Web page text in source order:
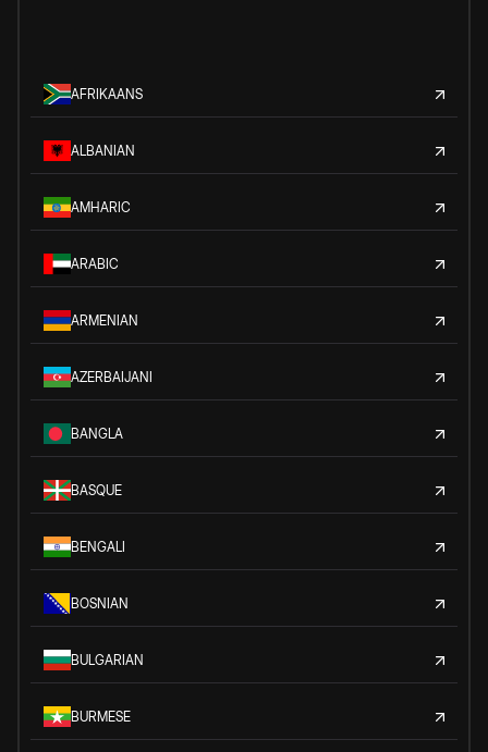
AFRIKAANS
ALBANIAN
AMHARIC
ARABIC
ARMENIAN
AZERBAIJANI
BANGLA
BASQUE
BENGALI
BOSNIAN
BULGARIAN
BURMESE